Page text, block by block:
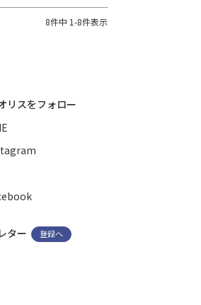
8件中 1-8件表示
リスをフォロー
ター 登録へ